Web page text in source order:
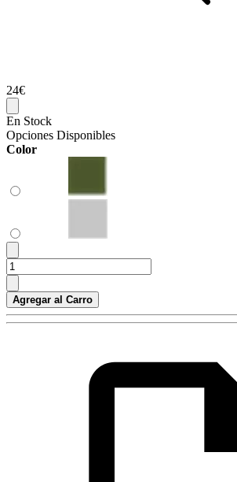
24€
En Stock
Opciones Disponibles
Color
Agregar al Carro